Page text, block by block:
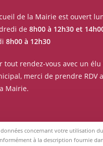
de la Mairie est ouvert
de 8h00 à 12h30 et
8h00 à 12h30
tout rendez-vous avec un élu
merci de prendre RDV
Mairie.
concernant votre utilisation du
à la description fournie